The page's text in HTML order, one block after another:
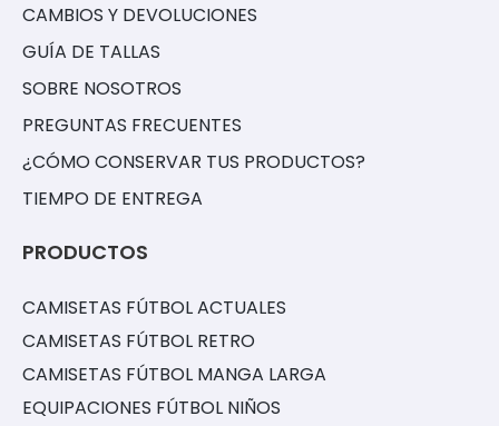
CAMBIOS Y DEVOLUCIONES
GUÍA DE TALLAS
SOBRE NOSOTROS
PREGUNTAS FRECUENTES
¿CÓMO CONSERVAR TUS PRODUCTOS?
TIEMPO DE ENTREGA
PRODUCTOS
CAMISETAS FÚTBOL ACTUALES
CAMISETAS FÚTBOL RETRO
CAMISETAS FÚTBOL MANGA LARGA
EQUIPACIONES FÚTBOL NIÑOS